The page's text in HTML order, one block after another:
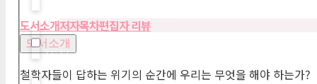
Hidden label
도서소개저자목차편집자 리뷰
도서소개
철학자들이 답하는 위기의 순간에 우리는 무엇을 해야 하는가?